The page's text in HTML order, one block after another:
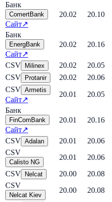
Банк
ComertBank
Сайт↗
20.02 20.10
Банк
EnergBank
Сайт↗
20.02 20.16
CSV Milinex 20.02 20.05
CSV
Protanir 20.02 20.06
CSV Armetis
Сайт↗
20.01 20.05
Банк
FinComBank
Сайт↗
20.01 20.16
CSV Adalan 20.01 20.06
CSV
Calisto NG
20.01 20.06
CSV
Nelcat 20.00 20.08
CSV
Nelcat Kiev
20.00 20.08